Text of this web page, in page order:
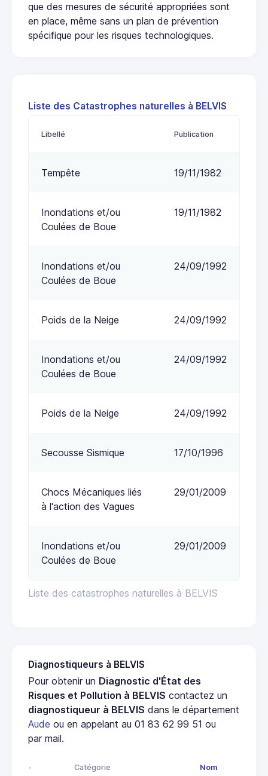
que des mesures de sécurité appropriées sont
en place, même sans un plan de prévention
spécifique pour les risques technologiques.
Liste des Catastrophes naturelles à BELVIS
Liste des catastrophes naturelles à BELVIS
Libellé Publication
Tempête 19/11/1982
Inondations et/ou
Coulées de Boue
19/11/1982
Inondations et/ou
Coulées de Boue
24/09/1992
Poids de la Neige 24/09/1992
Inondations et/ou
Coulées de Boue
24/09/1992
Poids de la Neige 24/09/1992
Secousse Sismique 17/10/1996
Chocs Mécaniques liés
à l'action des Vagues
29/01/2009
Inondations et/ou
Coulées de Boue
29/01/2009
Diagnostiqueurs à BELVIS
Pour obtenir un Diagnostic d'État des
Risques et Pollution à BELVIS contactez un
diagnostiqueur à BELVIS dans le département
Aude ou en appelant au 01 83 62 99 51 ou
par mail.
- Catégorie Nom